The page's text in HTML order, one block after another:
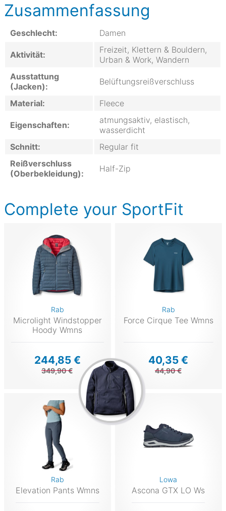
Zusammenfassung
Geschlecht: Damen
Aktivität:
Freizeit, Klettern & Bouldern,
Urban & Work, Wandern
Ausstattung
(Jacken):
Belüftungsreißverschluss
Material: Fleece
Eigenschaften:
atmungsaktiv, elastisch,
wasserdicht
Schnitt:
Regular fit
Reißverschluss
(Oberbekleidung):
Half-Zip
Complete your SportFit
Rab
Microlight Windstopper
Hoody Wmns
244,85 €
349,90 €
Rab
Force Cirque Tee Wmns
40,35 €
44,90 €
Rab
Elevation Pants Wmns
Lowa
Ascona GTX LO Ws